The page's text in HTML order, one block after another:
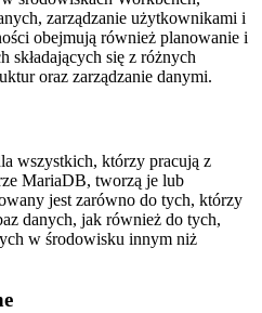
zarządzanie użytkownikami i
obejmują również planowanie i
składających się z różnych
oraz zarządzanie danymi.
wszystkich, którzy pracują z
MariaDB, tworzą je lub
jest zarówno do tych, którzy
danych, jak również do tych,
w środowisku innym niż